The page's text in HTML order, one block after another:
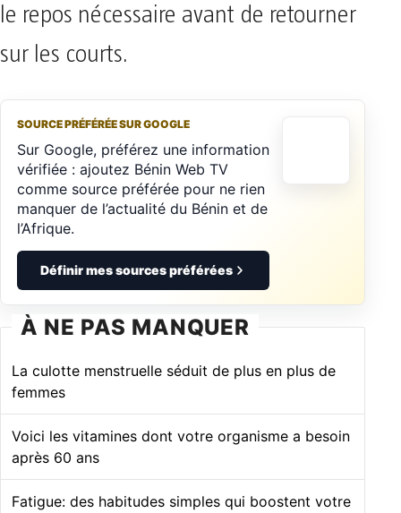
le repos nécessaire avant de retourner
sur les courts.
SOURCE PRÉFÉRÉE SUR GOOGLE
Sur Google, préférez une information
vérifiée : ajoutez Bénin Web TV
comme source préférée pour ne rien
manquer de l’actualité du Bénin et de
l’Afrique.
Définir mes sources préférées
À NE PAS MANQUER
La culotte menstruelle séduit de plus en plus de
femmes
Voici les vitamines dont votre organisme a besoin
après 60 ans
Fatigue: des habitudes simples qui boostent votre